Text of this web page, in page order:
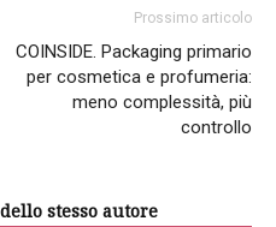
Prossimo articolo
COINSIDE. Packaging primario
per cosmetica e profumeria:
meno complessità, più
controllo
stesso autore